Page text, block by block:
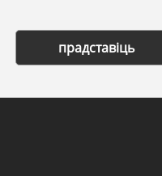
прадставіць